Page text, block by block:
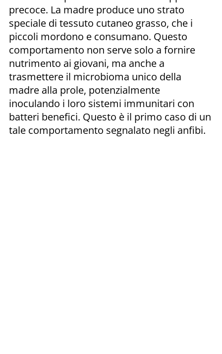
precoce. La madre produce uno strato
speciale di tessuto cutaneo grasso, che i
piccoli mordono e consumano. Questo
comportamento non serve solo a fornire
nutrimento ai giovani, ma anche a
trasmettere il microbioma unico della
madre alla prole, potenzialmente
inoculando i loro sistemi immunitari con
batteri benefici. Questo è il primo caso di un
tale comportamento segnalato negli anfibi.